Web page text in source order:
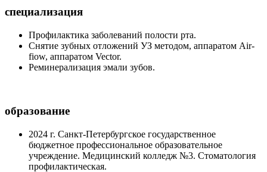
специализация
Профилактика заболеваний полости рта.
Снятие зубных отложений УЗ методом, аппаратом Аir-
fiow, аппаратом Vector.
Реминерализация эмали зубов.
образование
2024 г. Санкт-Петербургское государственное
бюджетное профессиональное образовательное
учреждение. Медицинский колледж №3. Стоматология
профилактическая.